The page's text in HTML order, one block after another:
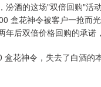
汾酒的这场"双倍回购"活
盒花神令被客户一抢而
年后双倍价格回购的承诺
盒花神令，失去了白酒的